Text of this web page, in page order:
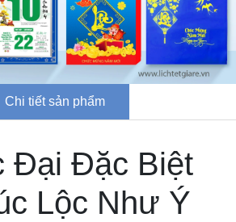
Chi tiết sản phẩm
Đại Đặc Biệt
Lộc Như Ý